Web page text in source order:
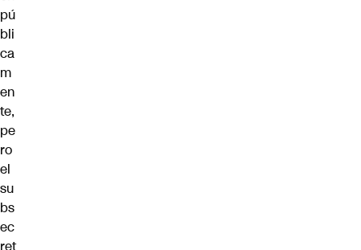
pú
bli
ca
m
en
te,
pe
ro
el
su
bs
ec